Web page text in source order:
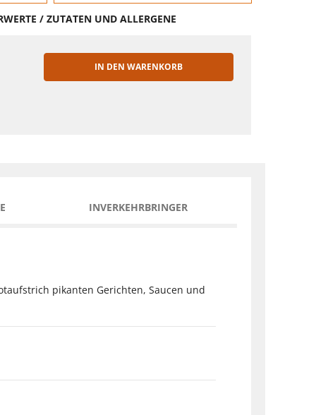
/ ZUTATEN UND ALLERGENE
IN DEN WARENKORB
INVERKEHRBRINGER
pikanten Gerichten, Saucen und